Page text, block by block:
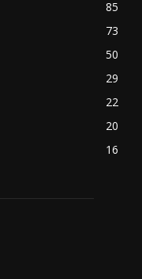
85
73
50
29
22
20
16